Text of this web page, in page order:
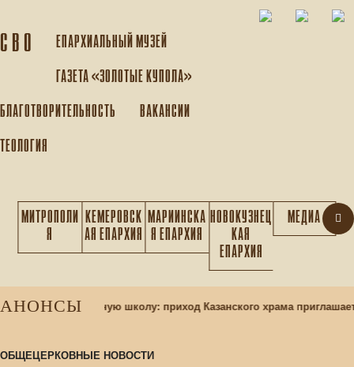
С В О
ЕПАРХИАЛЬНЫЙ МУЗEЙ
ГАЗЕТА «ЗОЛОТЫЕ КУПОЛА»
БЛАГОТВОРИТЕЛЬНОСТЬ
ВАКАНСИИ
ТЕОЛОГИЯ
МИТРОПОЛИ
Я
КЕМЕРОВСК
АЯ ЕПАРХИЯ
МАРИИНСКА
Я ЕПАРХИЯ
НОВОКУЗНЕЦ
КАЯ
ЕПАРХИЯ
МЕДИА
АНОНСЫ
в воскресную школу: приход Казанского храма приглашает
ОБЩЕЦЕРКОВНЫЕ НОВОСТИ